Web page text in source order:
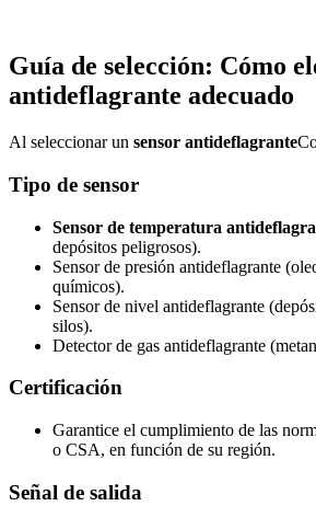
Guía de selección: Cómo
antideflagrante adecuado
Al seleccionar un sensor antideflagrante
Tipo de sensor
Sensor de temperatura
depósitos peligrosos).
Sensor de presión antideflagrante
químicos).
Sensor de nivel antideflagrante
silos).
Detector de gas antideflagrante
Certificación
Garantice el cumplimiento de las
o CSA, en función de su región.
Señal de salida